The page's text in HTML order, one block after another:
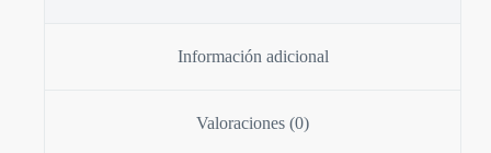
Información adicional
Valoraciones (0)